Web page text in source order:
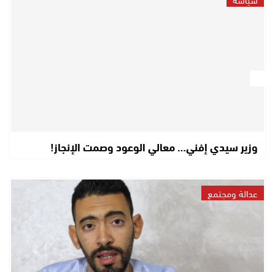
وزير سيدي إفني… معالي الوعود وصمت الإنجاز!
عدالة ومجتمع